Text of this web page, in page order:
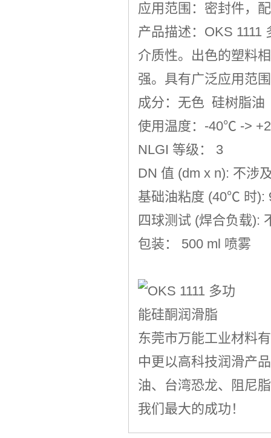
应用范围：密封件，
产品描述：OKS 1111
介质性。出色的塑料
强。具有广泛应用范
成分：无色 硅树脂油
使用温度：-40℃ ->
NLGI 等级： 3
DN 值 (dm x n): 不涉
基础油粘度 (40℃ 时):
四球测试 (焊合负载):
包装： 500 ml 喷雾
东莞市万能工业材料
中更以高科技润滑产
油、 台湾恐龙、阻尼
我们最大的成功！